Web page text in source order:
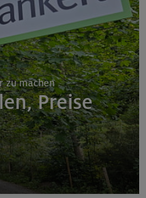
zu machen
Preise